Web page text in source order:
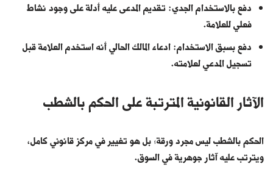
دفع بالاستخدام الجدي: تقديم المدعى عليه أدلة على وجود نشاط
فعلي للعلامة.
دفع بسبق الاستخدام: ادعاء المالك الحالي أنه استخدم العلامة قبل
تسجيل المدعي لعلامته.
الآثار القانونية المترتبة على الحكم بالشطب
الحكم بالشطب ليس مجرد ورقة؛ بل هو تغيير في مركز قانوني كامل،
ويترتب عليه آثار جوهرية في السوق.